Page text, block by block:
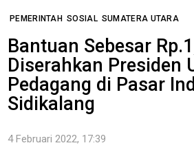
PEMERINTAH SOSIAL SUMATERA UTARA
Bantuan Sebesar
Diserahkan Presiden
Pedagang di Pasar
Sidikalang
4 Februari 2022, 17:39